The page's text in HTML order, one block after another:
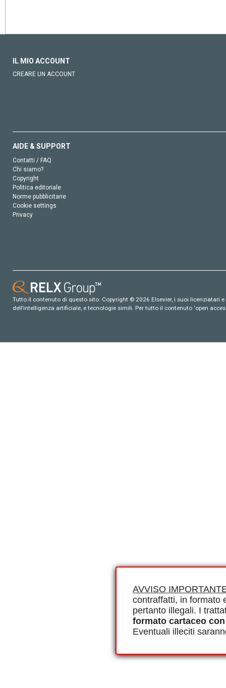
AVVISO
contraffatti, in formato
pertanto illegali. I
formato cartaceo
Eventuali illeciti
IL MIO ACCOUNT
CREARE UN ACCOUNT
AIDE & SUPPORT
Contatti / FAQ
Chi siamo?
Copyright
Politica editoriale
Norme pubblicitarie
Cookie settings
Privacy
Tutto il contenuto di questo sito: Copyright © 2026 Elsevier, i suoi
dell’intelligenza artificiale, e tecnologie simili. Per tutto il contenuto ‘open